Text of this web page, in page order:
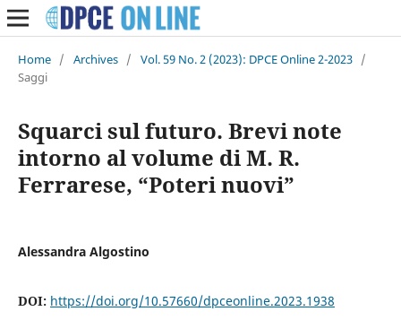
Home / Archives / Vol. 59 No. 2 (2023): DPCE Online 2-2023 /
Saggi
Squarci sul futuro. Brevi note
intorno al volume di M. R.
Ferrarese, “Poteri nuovi”
Alessandra Algostino
DOI: https://doi.org/10.57660/dpceonline.2023.1938